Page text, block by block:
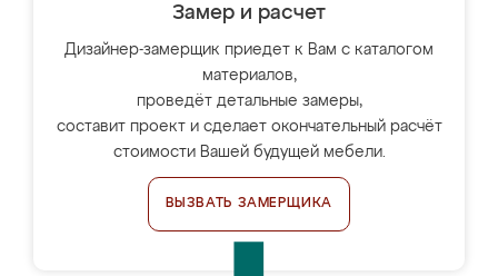
Замер и расчет
Дизайнер-замерщик приедет к Вам с каталогом
материалов,
проведёт детальные замеры,
составит проект и сделает окончательный расчёт
стоимости Вашей будущей мебели.
ВЫЗВАТЬ ЗАМЕРЩИКА